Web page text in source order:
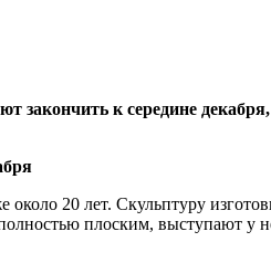
закончить к середине
20 лет. Скульптуру
плоским, выступают у